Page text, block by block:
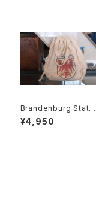
Brandenburg State
cotton souvenir dra
wstring Bag
¥4,950